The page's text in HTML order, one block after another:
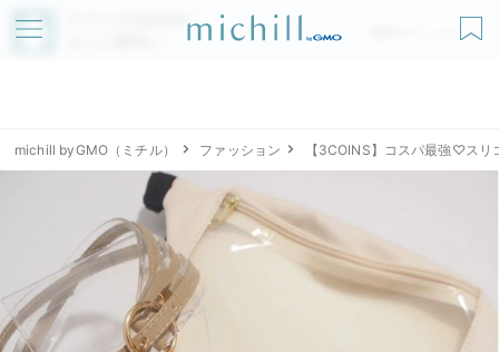
アプリでmichillが
無料ダウンロード
michill byGMO（ミチル） ファッション 【3COINS】コスパ最強♡ス